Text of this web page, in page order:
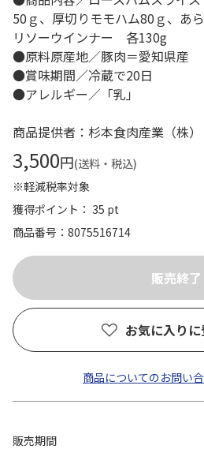
50ｇ、厚切りモモハム80ｇ、あ
リソーウインナー 各130g
●原料原産地／豚肉＝愛知県産
●賞味期間／冷蔵で20日
●アレルギー／「乳」
商品提供者：杉本食肉産業（株）
3,500円(送料・税込)
※軽減税率対象
獲得ポイント： 35 pt
商品番号
8075516714
お気に入り
商品についてのお問い
販売期間